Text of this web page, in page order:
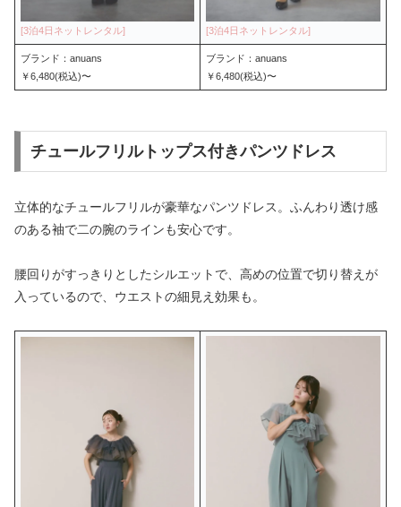
ブランド：anuans
￥6,480(税込)〜
ブランド：anuans
￥6,480(税込)〜
チュールフリルトップス付きパンツドレス
立体的なチュールフリルが豪華なパンツドレス。ふんわり透け感
のある袖で二の腕のラインも安心です。
腰回りがすっきりとしたシルエットで、高めの位置で切り替えが
入っているので、ウエストの細見え効果も。